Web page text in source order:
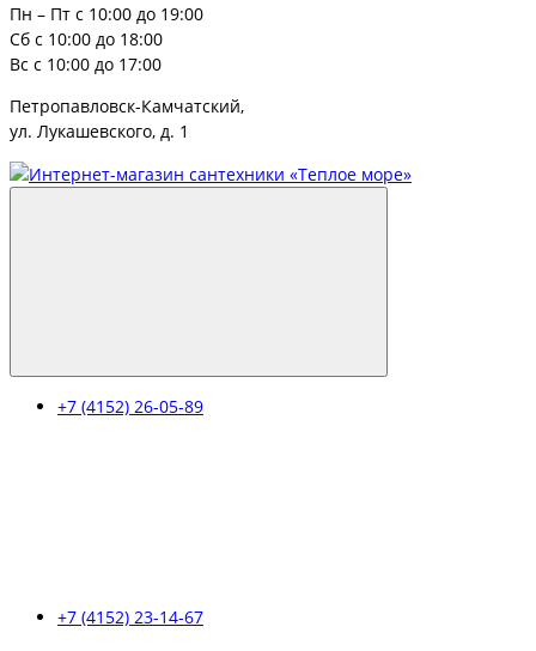
Пн – Пт с 10:00 до 19:00
Сб с 10:00 до 18:00
Вс с 10:00 до 17:00
Петропавловск-Камчатский,
ул. Лукашевского, д. 1
+7 (4152) 26-05-89
+7 (4152) 23-14-67